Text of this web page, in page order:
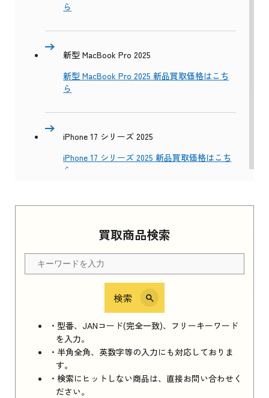
買取商品検索
検索
・型番、JANコード(完全一致)、フリーキーワード
を入力。
・半角全角、英数字等の入力にも対応しておりま
す。
・検索にヒットしない商品は、直接お問い合わせく
ださい。
ら
新型 MacBook Pro 2025
新型 MacBook Pro 2025 新品買取価格はこち
ら
iPhone 17 シリーズ 2025
iPhone 17 シリーズ 2025 新品買取価格はこち
ら
Apple Watch Series 11 2025 新品買取価格はこ
ちら
iPhone 16e シリーズ 2025
iPhone 16e シリーズ 2025 新品買取価格はこち
ら
iPad 11インチ 2025年春モデル